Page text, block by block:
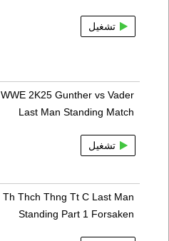
تشغيل
WWE 2K25 Gunther vs Vader
Last Man Standing Match
تشغيل
Th Thch Thng Tt C Last Man
Standing Part 1 Forsaken